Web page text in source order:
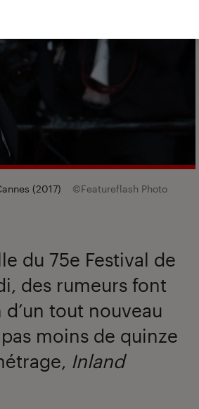
(2017)
©Featureflash Photo
du 75e Festival de
des rumeurs font
tout nouveau
moins de quinze
Inland